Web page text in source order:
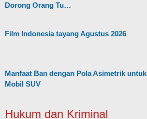
Dorong Orang Tu…
Film Indonesia tayang Agustus 2026
Manfaat Ban dengan Pola Asimetrik untuk
Mobil SUV
Hukum dan Kriminal